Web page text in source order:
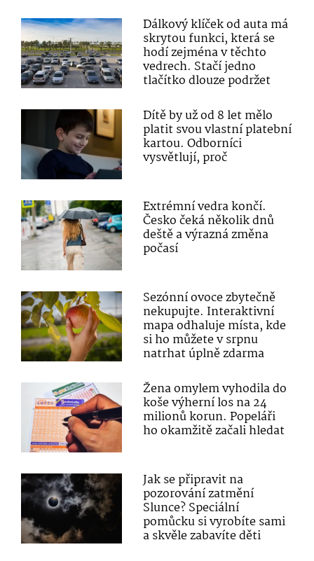
Dálkový klíček od auta má
skrytou funkci, která se
hodí zejména v těchto
vedrech. Stačí jedno
tlačítko dlouze podržet
Dítě by už od 8 let mělo
platit svou vlastní platební
kartou. Odborníci
vysvětlují, proč
Extrémní vedra končí.
Česko čeká několik dnů
deště a výrazná změna
počasí
Sezónní ovoce zbytečně
nekupujte. Interaktivní
mapa odhaluje místa, kde
si ho můžete v srpnu
natrhat úplně zdarma
Žena omylem vyhodila do
koše výherní los na 24
milionů korun. Popeláři
ho okamžitě začali hledat
Jak se připravit na
pozorování zatmění
Slunce? Speciální
pomůcku si vyrobíte sami
a skvěle zabavíte děti